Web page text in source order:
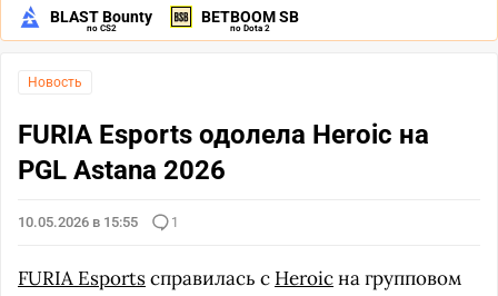
BLAST Bounty
по CS2
BETBOOM SB
по Dota 2
Новость
FURIA Esports одолела Heroic на
PGL Astana 2026
10.05.2026 в 15:55 1
FURIA Esportsсправилась с Heroicна групповом